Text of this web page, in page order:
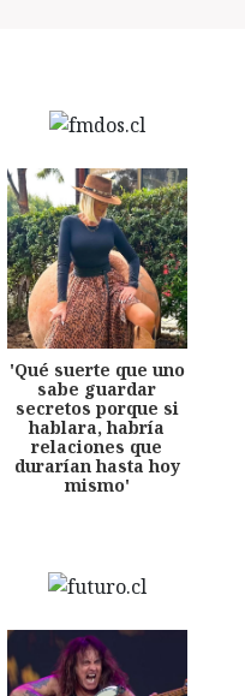
'Qué suerte que uno
sabe guardar
secretos porque si
hablara, habría
relaciones que
durarían hasta hoy
mismo'